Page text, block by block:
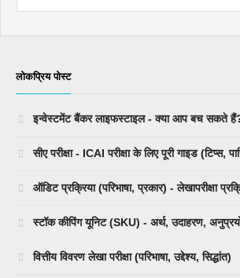
लोकप्रिय पोस्ट
इन्वेस्टमेंट बैंकर लाइफस्टाइल - क्या आप बच सकते
सीए परीक्षा - ICAI परीक्षा के लिए पूरी गाइड (टिप्स,
ऑडिट प्रक्रिया (परिभाषा, प्रकार) - लेखापरीक्षा
स्टॉक कीपिंग यूनिट (SKU) - अर्थ, उदाहरण,
वित्तीय विवरण लेखा परीक्षा (परिभाषा, उद्देश्य, सिद्धांत)